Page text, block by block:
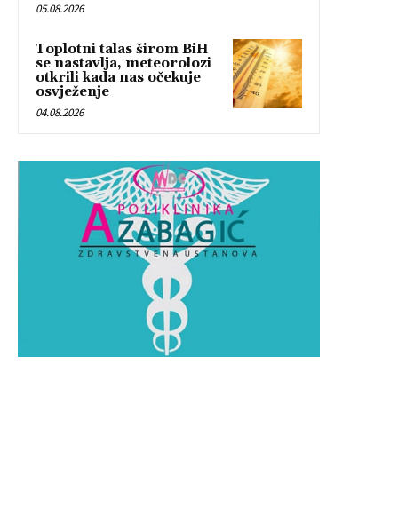
05.08.2026
Toplotni talas širom BiH
se nastavlja, meteorolozi
otkrili kada nas očekuje
osvježenje
04.08.2026